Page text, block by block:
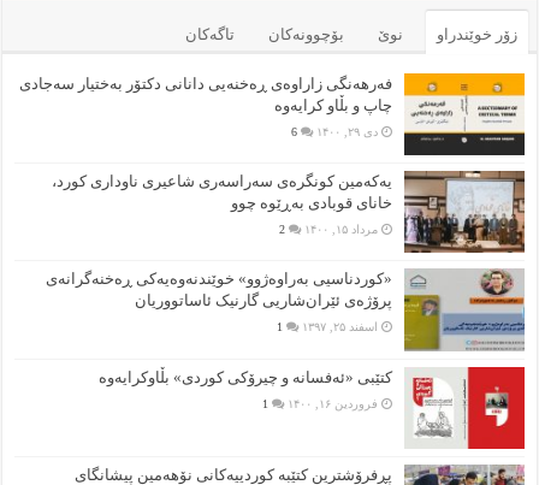
زۆر خوێندراو نوێ بۆچوونه‌کان تاگەکان
فەرهەنگی زاراوەی ڕەخنەیی دانانی دکتۆر بەختیار سەجادی
چاپ و بڵاو کرایەوە
دی ۲۹, ۱۴۰۰ 6
یەکەمین کونگرەی سەراسەری شاعیری‌ ناوداری کورد،
خانای قوبادی بەڕێوە چوو
مرداد ۱۵, ۱۴۰۰ 2
«کوردناسیی بەراوەژوو» خوێندنەوەیەکی ڕەخنەگرانەی
پرۆژەی ئێران‌شاریی گارنیک ئاساتووریان
اسفند ۲۵, ۱۳۹۷ 1
کتێبی «ئەفسانە و چیرۆکی کوردی» بڵاوکرایەوە
فروردین ۱۶, ۱۴۰۰ 1
پڕفرۆشترین کتێبە کوردییەکانی نۆهەمین پیشانگای